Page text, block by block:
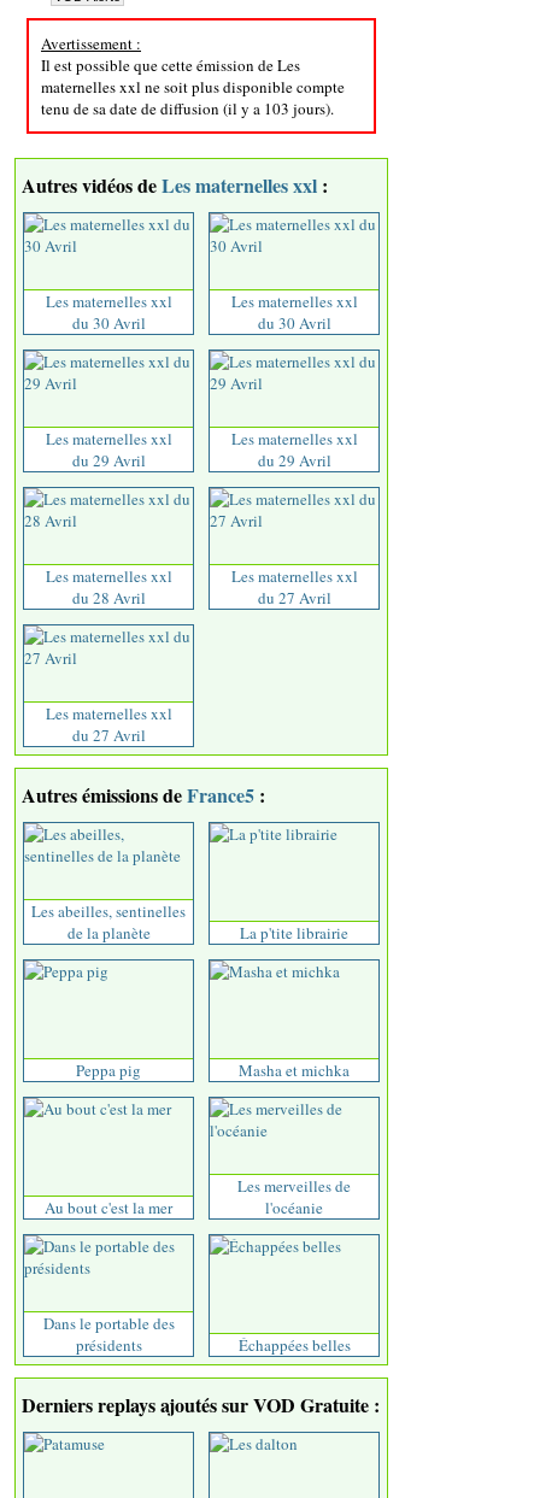
Avertissement :
Il est possible que cette émission de Les
maternelles xxl ne soit plus disponible compte
tenu de sa date de diffusion (il y a 103 jours).
Autres vidéos deLes maternelles xxl :
Les maternelles xxl
du 30 Avril
Les maternelles xxl
du 30 Avril
Les maternelles xxl
du 29 Avril
Les maternelles xxl
du 29 Avril
Les maternelles xxl
du 28 Avril
Les maternelles xxl
du 27 Avril
Les maternelles xxl
du 27 Avril
Autres émissions deFrance5 :
Les abeilles, sentinelles
de la planète
La p'tite librairie
Peppa pig Masha et michka
Au bout c'est la mer
Les merveilles de
l'océanie
Dans le portable des
présidents
Échappées belles
Derniers replays ajoutés sur VOD Gratuite :